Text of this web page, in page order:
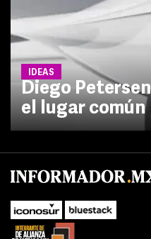
IDEAS
Diego
el lugar común